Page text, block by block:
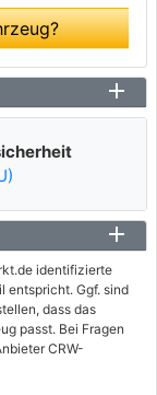
identifizierte
entspricht. Ggf. sind
dass das
passt. Bei Fragen
CRW-